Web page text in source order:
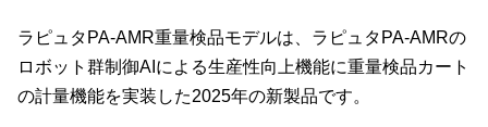
ラピュタPA-AMR重量検品モデルは、ラピュタPA-AMRの
ロボット群制御AIによる生産性向上機能に重量検品カート
の計量機能を実装した2025年の新製品です。